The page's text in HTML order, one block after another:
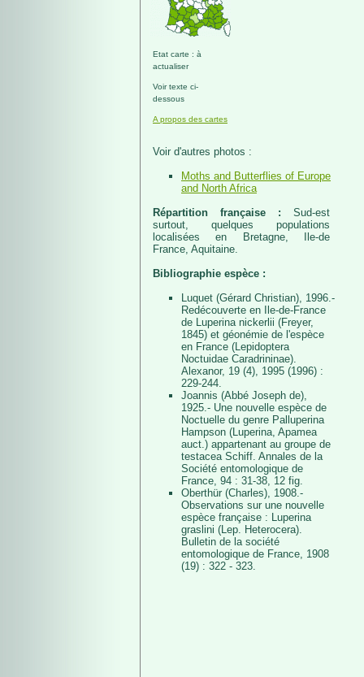
Etat carte : à
actualiser
Voir texte ci-
dessous
A propos des cartes
Voir d'autres photos :
Moths and Butterflies of Europe
and North Africa
Répartition française : Sud-est
surtout, quelques populations
localisées en Bretagne, Ile-de
France, Aquitaine.
Bibliographie espèce :
Luquet (Gérard Christian), 1996.-
Redécouverte en Ile-de-France
de Luperina nickerlii (Freyer,
1845) et géonémie de l'espèce
en France (Lepidoptera
Noctuidae Caradrininae).
Alexanor, 19 (4), 1995 (1996) :
229-244.
Joannis (Abbé Joseph de),
1925.- Une nouvelle espèce de
Noctuelle du genre Palluperina
Hampson (Luperina, Apamea
auct.) appartenant au groupe de
testacea Schiff. Annales de la
Société entomologique de
France, 94 : 31-38, 12 fig.
Oberthür (Charles), 1908.-
Observations sur une nouvelle
espèce française : Luperina
graslini (Lep. Heterocera).
Bulletin de la société
entomologique de France, 1908
(19) : 322 - 323.